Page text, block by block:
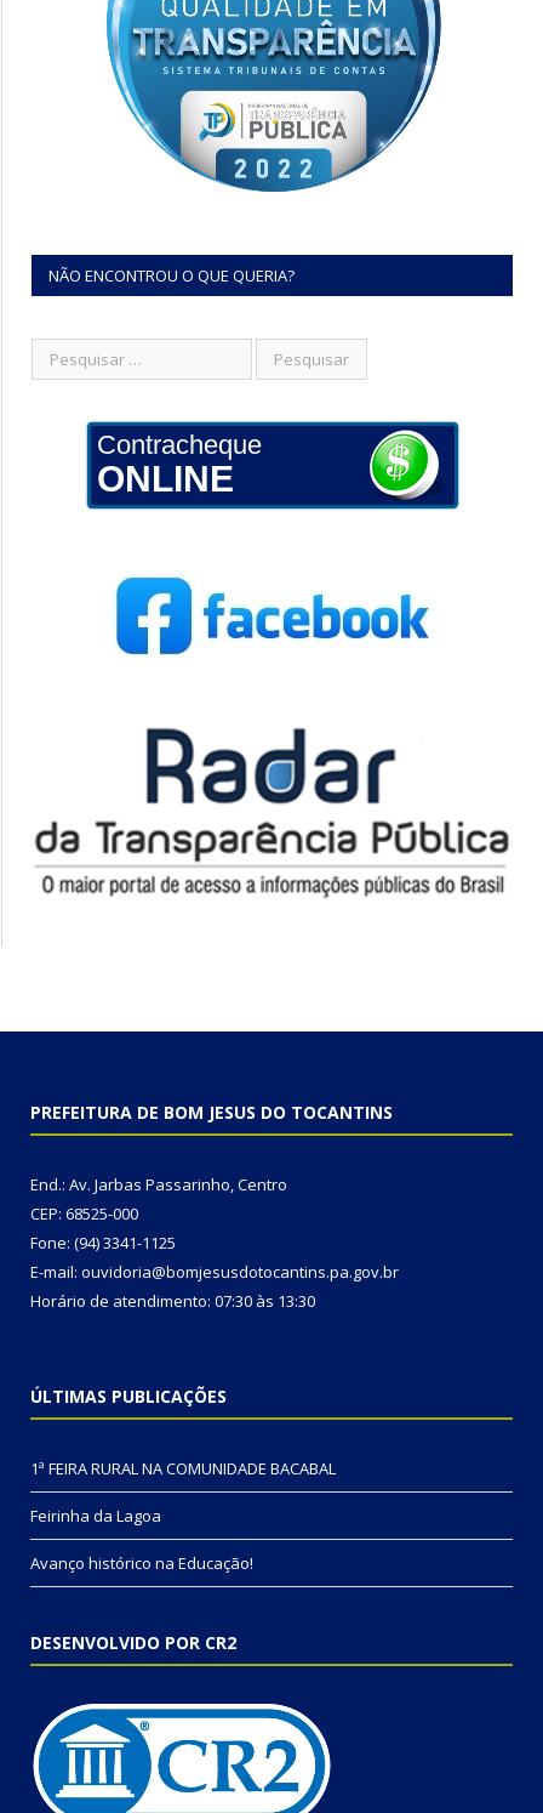
NÃO ENCONTROU O QUE QUERIA?
Contracheque
ONLINE
PREFEITURA DE BOM JESUS DO TOCANTINS
End.: Av. Jarbas Passarinho, Centro
CEP: 68525-000
Fone: (94) 3341-1125
E-mail: ouvidoria@bomjesusdotocantins.pa.gov.br
Horário de atendimento: 07:30 às 13:30
ÚLTIMAS PUBLICAÇÕES
1ª FEIRA RURAL NA COMUNIDADE BACABAL
Feirinha da Lagoa
Avanço histórico na Educação!
DESENVOLVIDO POR CR2